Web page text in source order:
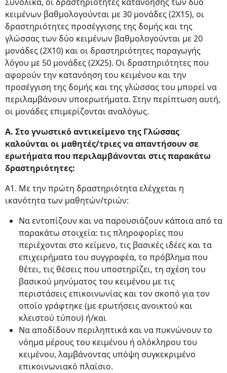
κειμένων βαθμολογούνται με 30 μονάδες (2Χ15), οι
δραστηριότητες προσέγγισης της δομής και της
γλώσσας των δύο κειμένων βαθμολογούνται με 20
μονάδες (2Χ10) και οι δραστηριότητες παραγωγής
λόγου με 50 μονάδες (2Χ25). Οι δραστηριότητες που
αφορούν την κατανόηση του κειμένου και την
προσέγγιση της δομής και της γλώσσας του μπορεί να
περιλαμβάνουν υποερωτήματα. Στην περίπτωση αυτή,
οι μονάδες επιμερίζονται αναλόγως.
Α. Στο γνωστικό αντικείμενο της Γλώσσας
καλούνται οι μαθητές/τριες να απαντήσουν σε
ερωτήματα που περιλαμβάνονται στις παρακάτω
δραστηριότητες:
A1. Με την πρώτη δραστηριότητα ελέγχεται η
ικανότητα των μαθητών/τριών:
Να εντοπίζουν και να παρουσιάζουν κάποια από τα
παρακάτω στοιχεία: τις πληροφορίες που
περιέχονται στο κείμενο, τις βασικές ιδέες και τα
επιχειρήματα του συγγραφέα, το πρόβλημα που
θέτει, τις θέσεις που υποστηρίζει, τη σχέση του
βασικού μηνύματος του κειμένου με τις
περιστάσεις επικοινωνίας και τον σκοπό για τον
οποίο γράφτηκε (με ερωτήσεις ανοικτού και
κλειστού τύπου) ή/και
Να αποδίδουν περιληπτικά και να πυκνώνουν το
νόημα μέρους του κειμένου ή ολόκληρου του
κειμένου, λαμβάνοντας υπόψη συγκεκριμένο
επικοινωνιακό πλαίσιο.